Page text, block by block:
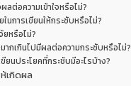
ลต่อความเข้าใจหรือไม่?
นการเขียนให้กระชับหรือไม่?
ยหรือไม่?
ากเกินไปมีผลต่อความกระชับหรือไม่?
ยนประโยคที่กระชับมีอะไรบ้าง?
เกิดผล